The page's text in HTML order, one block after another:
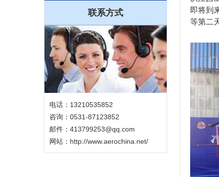
联系方式
电话：13210535852
咨询：0531-87123852
邮件：413799253@qq.com
网站： http://www.aerochina.net/
即将到
等第二